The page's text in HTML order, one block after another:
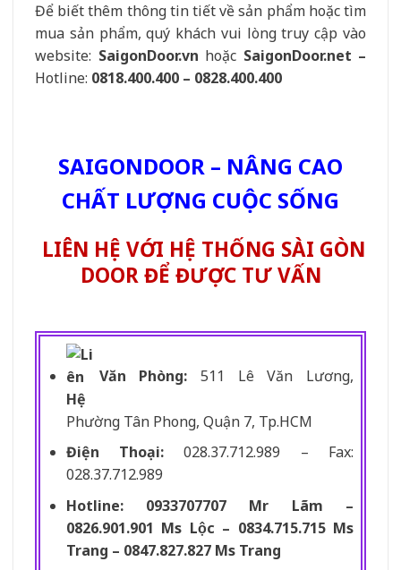
Để biết thêm thông tin tiết về sản phẩm hoặc tìm
mua sản phẩm, quý khách vui lòng truy cập vào
website: SaigonDoor.vn hoặc SaigonDoor.net –
Hotline: 0818.400.400 – 0828.400.400
SAIGONDOOR – NÂNG CAO
CHẤT LƯỢNG CUỘC SỐNG
LIÊN HỆ VỚI HỆ THỐNG SÀI GÒN
DOOR ĐỂ ĐƯỢC TƯ VẤN
Văn Phòng: 511 Lê Văn Lương,
Phường Tân Phong, Quận 7, Tp.HCM
Điện Thoại: 028.37.712.989 – Fax:
028.37.712.989
Hotline: 0933707707 Mr Lãm –
0826.901.901 Ms Lộc – 0834.715.715 Ms
Trang – 0847.827.827 Ms Trang